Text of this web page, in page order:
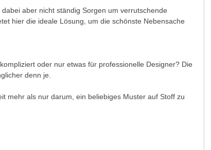
aber nicht ständig Sorgen um verrutschende
hier die ideale Lösung, um die schönste Nebensache
oder nur etwas für professionelle Designer? Die
denn je.
mehr als nur darum, ein beliebiges Muster auf Stoff zu